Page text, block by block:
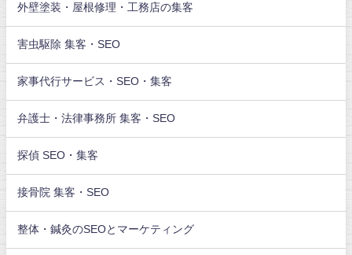
外壁塗装・屋根修理・工務店の集客
害虫駆除 集客・SEO
家事代行サービス・SEO・集客
弁護士・法律事務所 集客・SEO
探偵 SEO・集客
接骨院 集客・SEO
整体・鍼灸のSEOとマーケティング